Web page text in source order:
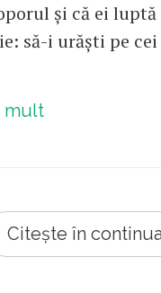
și că ei
să-i urăști pe
mult
Citește în